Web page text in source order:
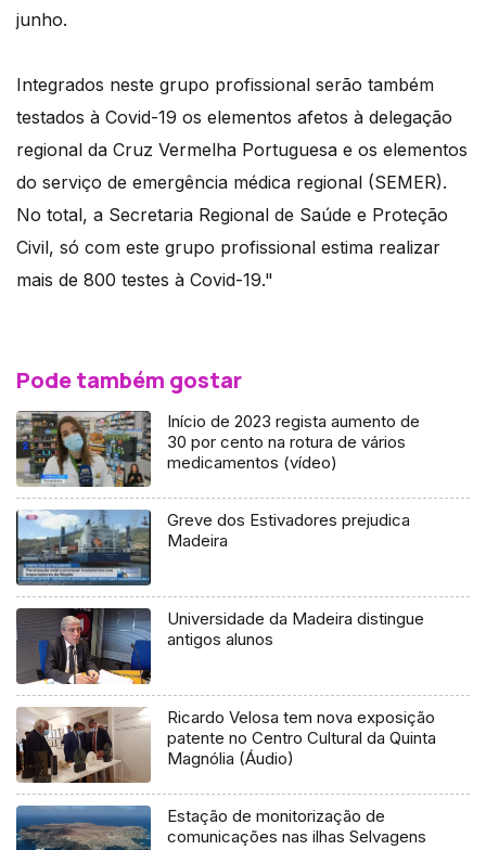
junho.
Integrados neste grupo profissional serão também
testados à Covid-19 os elementos afetos à delegação
regional da Cruz Vermelha Portuguesa e os elementos
do serviço de emergência médica regional (SEMER).
No total, a Secretaria Regional de Saúde e Proteção
Civil, só com este grupo profissional estima realizar
mais de 800 testes à Covid-19."
Pode também gostar
Início de 2023 regista aumento de
30 por cento na rotura de vários
medicamentos (vídeo)
Greve dos Estivadores prejudica
Madeira
Universidade da Madeira distingue
antigos alunos
Ricardo Velosa tem nova exposição
patente no Centro Cultural da Quinta
Magnólia (Áudio)
Estação de monitorização de
comunicações nas ilhas Selvagens